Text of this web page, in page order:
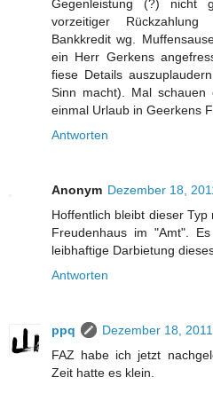
Gegenleistung (?) nicht
vorzeitiger
Bankkredit wg.
ein Herr Gerkens
fiese Details
Sinn macht). Mal
einmal Urlaub in Geerkens
Antworten
Anonym Dezember 18,
Hoffentlich bleibt dieser
Freudenhaus im "Amt".
leibhaftige Darbietung
Antworten
ppq
Dezember 18, 2011
FAZ habe ich jetzt
Zeit hatte es klein.